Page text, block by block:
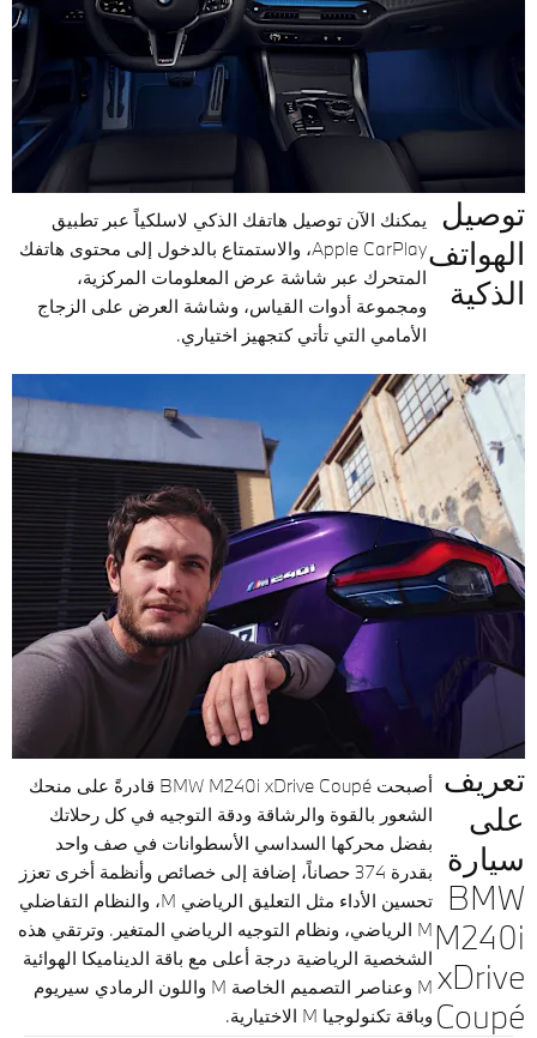
توصيل
الهواتف
الذكية
يمكنك الآن توصيل هاتفك الذكي لاسلكياً عبر تطبيق
Apple CarPlay، والاستمتاع بالدخول إلى محتوى هاتفك
المتحرك عبر شاشة عرض المعلومات المركزية،
ومجموعة أدوات القياس، وشاشة العرض على الزجاج
الأمامي التي تأتي كتجهيز اختياري.
تعريف
على
سيارة
BMW
M240i
xDrive
Coupé
أصبحت BMW M240i xDrive Coupé قادرةً على منحك
الشعور بالقوة والرشاقة ودقة التوجيه في كل رحلاتك
بفضل محركها السداسي الأسطوانات في صف واحد
بقدرة 374 حصاناً، إضافة إلى خصائص وأنظمة أخرى تعزز
تحسين الأداء مثل التعليق الرياضي M، والنظام التفاضلي
M الرياضي، ونظام التوجيه الرياضي المتغير. وترتقي هذه
الشخصية الرياضية درجة أعلى مع باقة الديناميكا الهوائية
M وعناصر التصميم الخاصة M واللون الرمادي سيريوم
وباقة تكنولوجيا M الاختيارية.